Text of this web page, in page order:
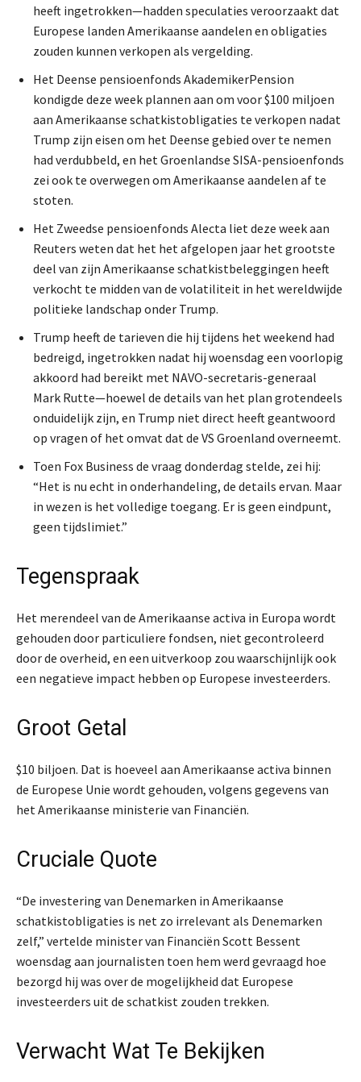
heeft ingetrokken—hadden speculaties veroorzaakt dat
Europese landen Amerikaanse aandelen en obligaties
zouden kunnen verkopen als vergelding.
Het Deense pensioenfonds AkademikerPension
kondigde deze week plannen aan om voor $100 miljoen
aan Amerikaanse schatkistobligaties te verkopen nadat
Trump zijn eisen om het Deense gebied over te nemen
had verdubbeld, en het Groenlandse SISA-pensioenfonds
zei ook te overwegen om Amerikaanse aandelen af te
stoten.
Het Zweedse pensioenfonds Alecta liet deze week aan
Reuters weten dat het het afgelopen jaar het grootste
deel van zijn Amerikaanse schatkistbeleggingen heeft
verkocht te midden van de volatiliteit in het wereldwijde
politieke landschap onder Trump.
Trump heeft de tarieven die hij tijdens het weekend had
bedreigd, ingetrokken nadat hij woensdag een voorlopig
akkoord had bereikt met NAVO-secretaris-generaal
Mark Rutte—hoewel de details van het plan grotendeels
onduidelijk zijn, en Trump niet direct heeft geantwoord
op vragen of het omvat dat de VS Groenland overneemt.
Toen Fox Business de vraag donderdag stelde, zei hij:
“Het is nu echt in onderhandeling, de details ervan. Maar
in wezen is het volledige toegang. Er is geen eindpunt,
geen tijdslimiet.”
Tegenspraak
Het merendeel van de Amerikaanse activa in Europa wordt
gehouden door particuliere fondsen, niet gecontroleerd
door de overheid, en een uitverkoop zou waarschijnlijk ook
een negatieve impact hebben op Europese investeerders.
Groot Getal
$10 biljoen. Dat is hoeveel aan Amerikaanse activa binnen
de Europese Unie wordt gehouden, volgens gegevens van
het Amerikaanse ministerie van Financiën.
Cruciale Quote
“De investering van Denemarken in Amerikaanse
schatkistobligaties is net zo irrelevant als Denemarken
zelf,” vertelde minister van Financiën Scott Bessent
woensdag aan journalisten toen hem werd gevraagd hoe
bezorgd hij was over de mogelijkheid dat Europese
investeerders uit de schatkist zouden trekken.
Verwacht Wat Te Bekijken